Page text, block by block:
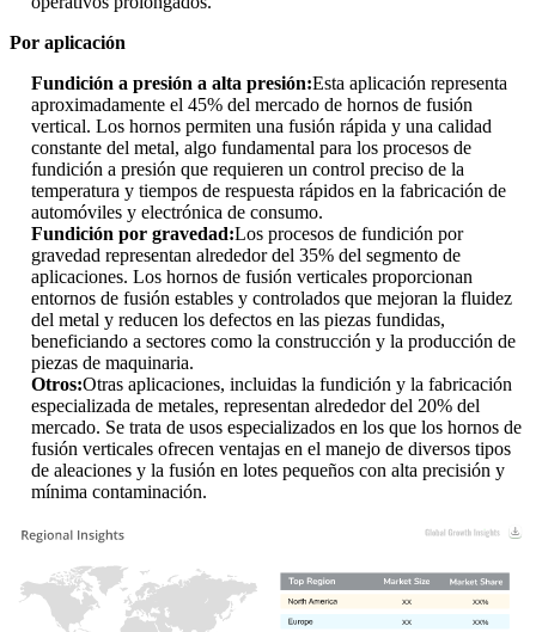
Por aplicación
Fundición a presión a alta presión:Esta aplicación representa
aproximadamente el 45% del mercado de hornos de fusión
vertical. Los hornos permiten una fusión rápida y una calidad
constante del metal, algo fundamental para los procesos de
fundición a presión que requieren un control preciso de la
temperatura y tiempos de respuesta rápidos en la fabricación de
automóviles y electrónica de consumo.
Fundición por gravedad:Los procesos de fundición por
gravedad representan alrededor del 35% del segmento de
aplicaciones. Los hornos de fusión verticales proporcionan
entornos de fusión estables y controlados que mejoran la fluidez
del metal y reducen los defectos en las piezas fundidas,
beneficiando a sectores como la construcción y la producción de
piezas de maquinaria.
Otros:Otras aplicaciones, incluidas la fundición y la fabricación
especializada de metales, representan alrededor del 20% del
mercado. Se trata de usos especializados en los que los hornos de
fusión verticales ofrecen ventajas en el manejo de diversos tipos
de aleaciones y la fusión en lotes pequeños con alta precisión y
mínima contaminación.
XX%
XX
XX%
XX